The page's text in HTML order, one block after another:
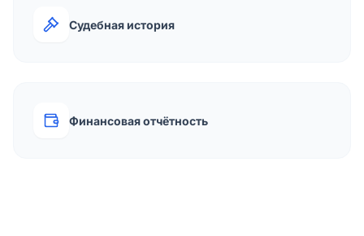
Судебная история
Финансовая отчётность